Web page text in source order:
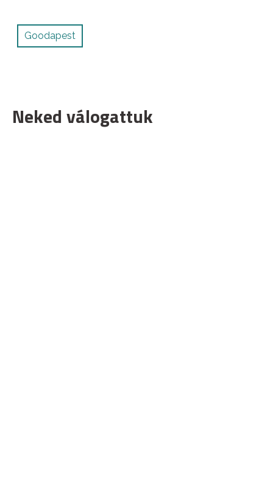
Goodapest
Neked válogattuk